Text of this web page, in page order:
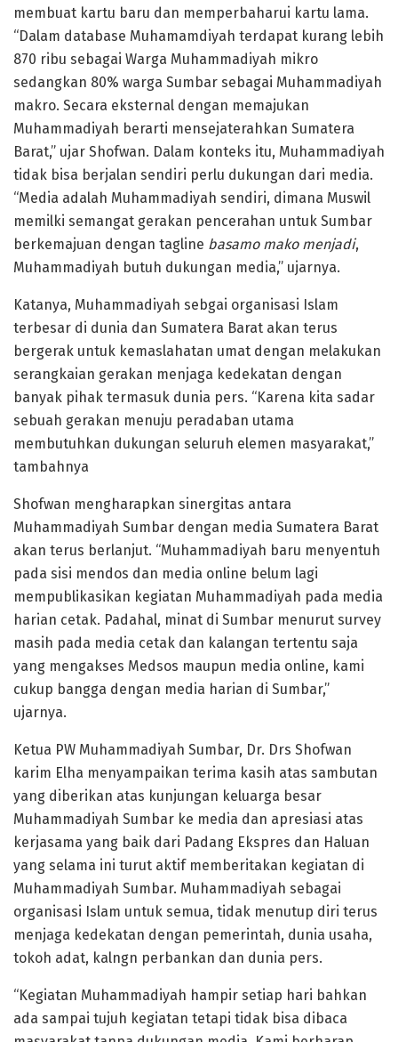
membuat kartu baru dan memperbaharui kartu lama.
“Dalam database Muhamamdiyah terdapat kurang lebih
870 ribu sebagai Warga Muhammadiyah mikro
sedangkan 80% warga Sumbar sebagai Muhammadiyah
makro. Secara eksternal dengan memajukan
Muhammadiyah berarti mensejaterahkan Sumatera
Barat,” ujar Shofwan. Dalam konteks itu, Muhammadiyah
tidak bisa berjalan sendiri perlu dukungan dari media.
“Media adalah Muhammadiyah sendiri, dimana Muswil
memilki semangat gerakan pencerahan untuk Sumbar
berkemajuan dengan tagline basamo mako menjadi,
Muhammadiyah butuh dukungan media,” ujarnya.
Katanya, Muhammadiyah sebgai organisasi Islam
terbesar di dunia dan Sumatera Barat akan terus
bergerak untuk kemaslahatan umat dengan melakukan
serangkaian gerakan menjaga kedekatan dengan
banyak pihak termasuk dunia pers. “Karena kita sadar
sebuah gerakan menuju peradaban utama
membutuhkan dukungan seluruh elemen masyarakat,”
tambahnya
Shofwan mengharapkan sinergitas antara
Muhammadiyah Sumbar dengan media Sumatera Barat
akan terus berlanjut. “Muhammadiyah baru menyentuh
pada sisi mendos dan media online belum lagi
mempublikasikan kegiatan Muhammadiyah pada media
harian cetak. Padahal, minat di Sumbar menurut survey
masih pada media cetak dan kalangan tertentu saja
yang mengakses Medsos maupun media online, kami
cukup bangga dengan media harian di Sumbar,”
ujarnya.
Ketua PW Muhammadiyah Sumbar, Dr. Drs Shofwan
karim Elha menyampaikan terima kasih atas sambutan
yang diberikan atas kunjungan keluarga besar
Muhammadiyah Sumbar ke media dan apresiasi atas
kerjasama yang baik dari Padang Ekspres dan Haluan
yang selama ini turut aktif memberitakan kegiatan di
Muhammadiyah Sumbar. Muhammadiyah sebagai
organisasi Islam untuk semua, tidak menutup diri terus
menjaga kedekatan dengan pemerintah, dunia usaha,
tokoh adat, kalngn perbankan dan dunia pers.
“Kegiatan Muhammadiyah hampir setiap hari bahkan
ada sampai tujuh kegiatan tetapi tidak bisa dibaca